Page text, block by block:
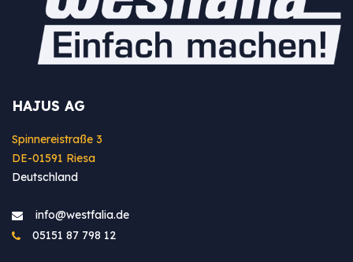
HAJUS AG
Spinnereistraße 3
DE-01591 Riesa
Deutschland
info@westfa​lia.de
05151 87 798 12